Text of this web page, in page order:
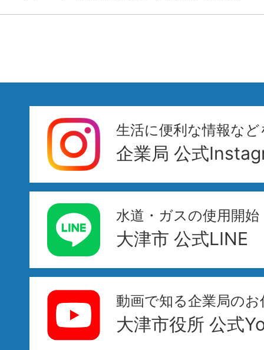
生活に便利な情報な
企業局 公式
水道・ガスの使用開
大津市 公式LINE
動画で知る企業局のお
大津市役所 公式